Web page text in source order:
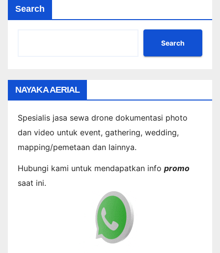
Search
Search
NAYAKA AERIAL
Spesialis jasa sewa drone dokumentasi photo
dan video untuk event, gathering, wedding,
mapping/pemetaan dan lainnya.
Hubungi kami untuk mendapatkan info promo
saat ini.